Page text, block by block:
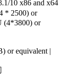
10 x86 and x64
* 2500) or
(4*3800) or
or equivalent |